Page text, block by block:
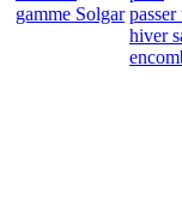
gamme Solgar